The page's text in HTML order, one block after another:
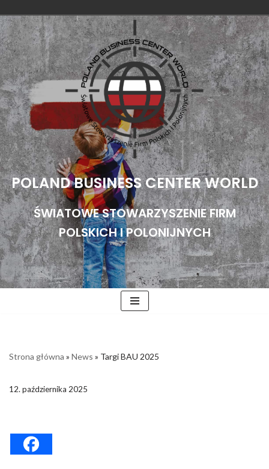
Przejdź
do
treści
POLAND BUSINESS CENTER WORLD
ŚWIATOWE STOWARZYSZENIE FIRM
POLSKICH I POLONIJNYCH
Strona główna » News » Targi BAU 2025
12. października 2025